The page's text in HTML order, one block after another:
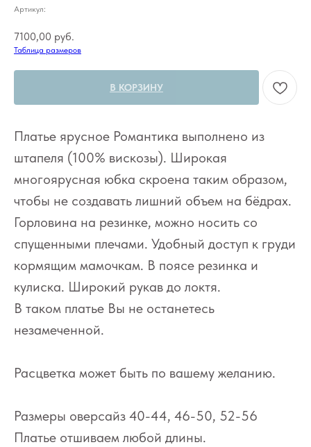
Артикул:
7100,00 руб.
Таблица размеров
В КОРЗИНУ
Платье ярусное Романтика выполнено из
штапеля (100% вискозы). Широкая
многоярусная юбка скроена таким образом,
чтобы не создавать лишний объем на бёдрах.
Горловина на резинке, можно носить со
спущенными плечами. Удобный доступ к груди
кормящим мамочкам. В поясе резинка и
кулиска. Широкий рукав до локтя.
В таком платье Вы не останетесь
незамеченной.
Расцветка может быть по вашему желанию.
Размеры оверсайз 40-44, 46-50, 52-56
Платье отшиваем любой длины.